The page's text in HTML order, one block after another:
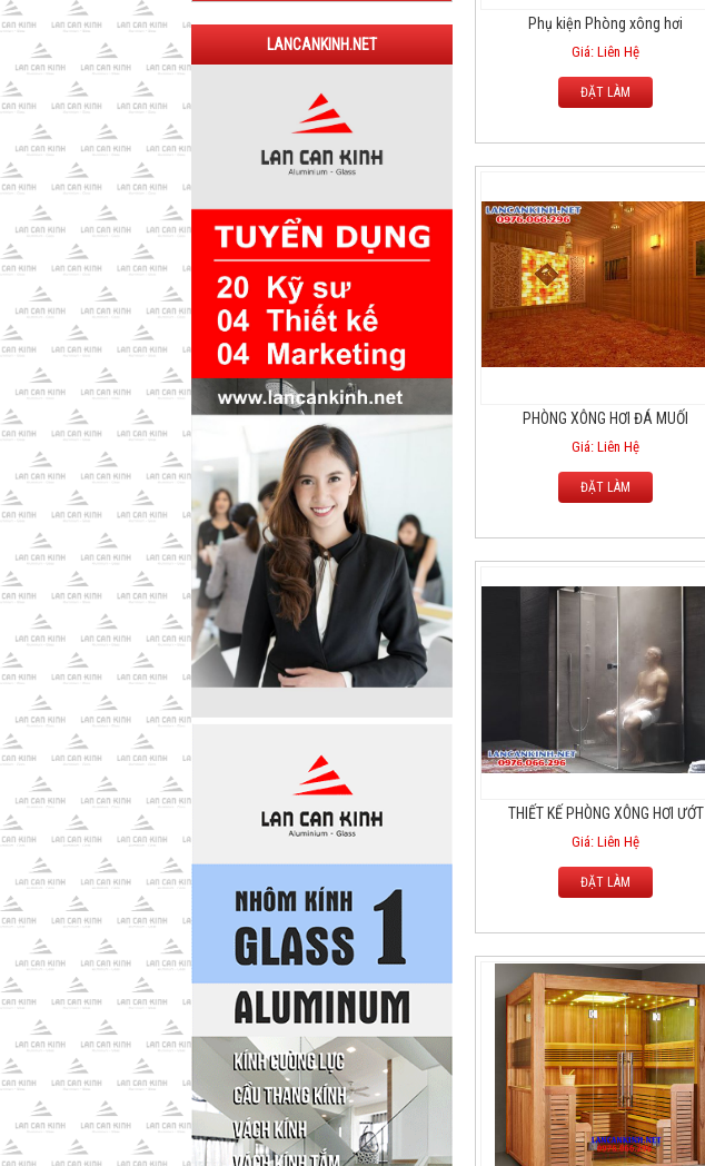
Phụ kiện Phòng xông hơi
Giá: Liên Hệ
ĐẶT LÀM
PHÒNG XÔNG HƠI ĐÁ MUỐI
Giá: Liên Hệ
ĐẶT LÀM
THIẾT KẾ PHÒNG XÔNG HƠI ƯỚT
Giá: Liên Hệ
ĐẶT LÀM
LANCANKINH.NET